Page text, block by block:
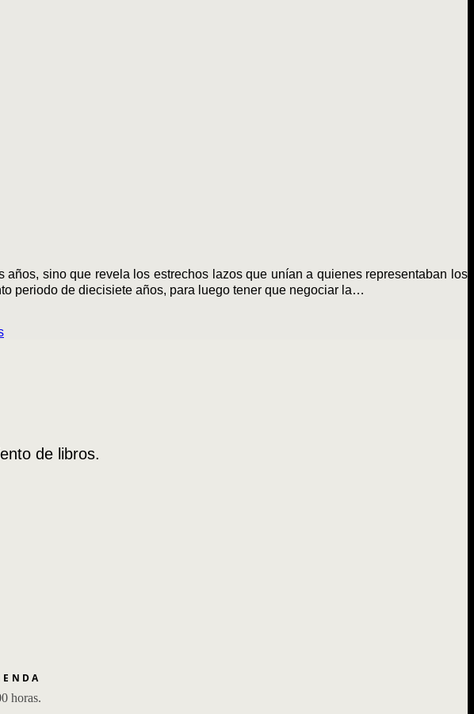
sino que revela los estrechos lazos que unían a quienes representaban los
periodo de diecisiete años, para luego tener que negociar la…
de libros.
horas.